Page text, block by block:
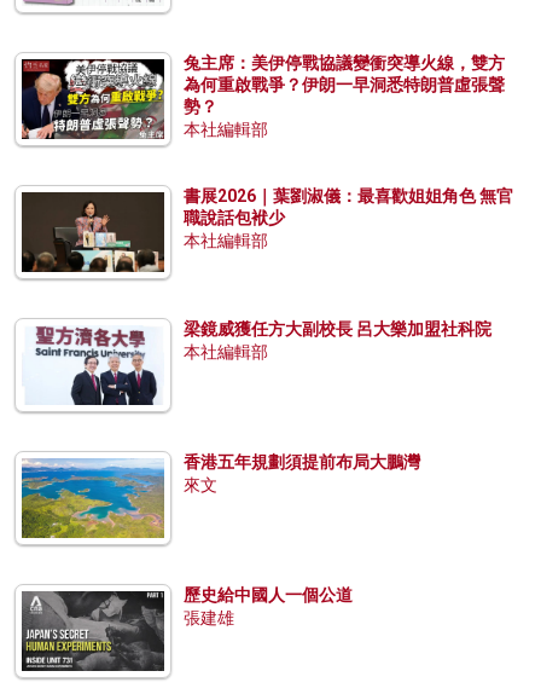
兔主席：美伊停戰協議變衝突導火線，雙方
為何重啟戰爭？伊朗一早洞悉特朗普虛張聲
勢？
本社編輯部
書展2026｜葉劉淑儀：最喜歡姐姐角色 無官
職說話包袱少
本社編輯部
梁鏡威獲任方大副校長 呂大樂加盟社科院
本社編輯部
香港五年規劃須提前布局大鵬灣
來文
歷史給中國人一個公道
張建雄